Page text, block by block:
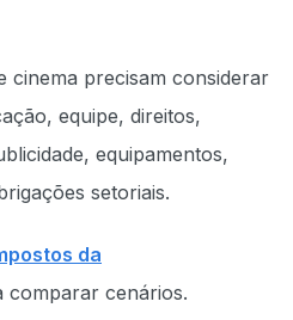
cinema precisam considerar
equipe, direitos,
equipamentos,
setoriais.
da
comparar cenários.